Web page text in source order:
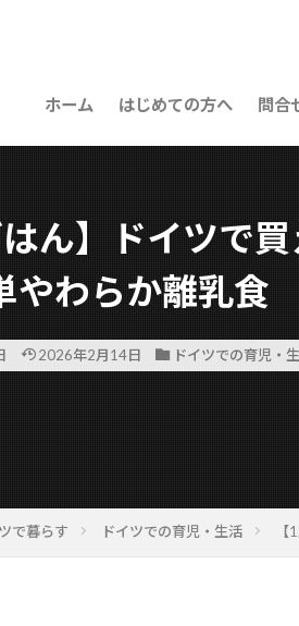
ホーム はじめての方へ 問合
はん】ドイツで
やわらか離乳食
2026年2月14日 ドイツでの育児・
で暮らす ドイツでの育児・生活